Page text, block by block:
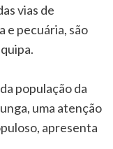
vias de
e pecuária, são
população da
uma atenção
apresenta